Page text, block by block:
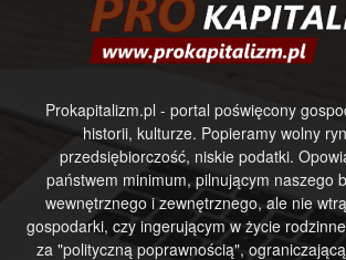
Prokapitalizm.pl - portal poświęcony
historii, kulturze. Popieramy wolny
przedsiębiorczość, niskie podatki.
państwem minimum, pilnującym naszego
wewnętrznego i zewnętrznego, ale nie
gospodarki, czy ingerującym w życie
za "polityczną poprawnością",